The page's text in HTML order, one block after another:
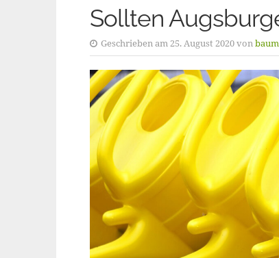
Sollten
Geschrieben am 25. August 2020 von